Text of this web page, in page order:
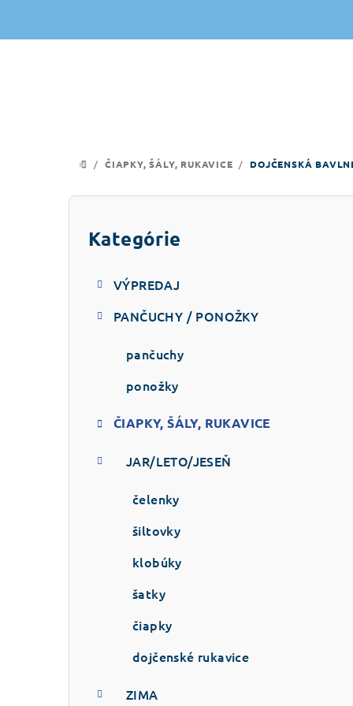
DOMOV
/ ČIAPKY, ŠÁLY, RUKAVICE / DOJČENSKÁ
B
Preskočiť
Kategórie
VÝPREDAJ
PANČUCHY / PONOŽKY
pančuchy
ponožky
ČIAPKY, ŠÁLY, RUKAVICE
JAR/LETO/JESEŇ
čelenky
šiltovky
klobúky
šatky
čiapky
dojčenské rukavice
ZIMA